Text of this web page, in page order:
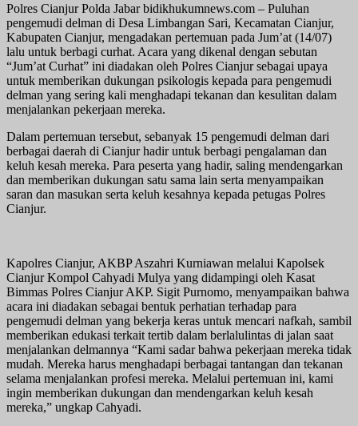
Polres Cianjur Polda Jabar bidikhukumnews.com – Puluhan
pengemudi delman di Desa Limbangan Sari, Kecamatan Cianjur,
Kabupaten Cianjur, mengadakan pertemuan pada Jum’at (14/07)
lalu untuk berbagi curhat. Acara yang dikenal dengan sebutan
“Jum’at Curhat” ini diadakan oleh Polres Cianjur sebagai upaya
untuk memberikan dukungan psikologis kepada para pengemudi
delman yang sering kali menghadapi tekanan dan kesulitan dalam
menjalankan pekerjaan mereka.
Dalam pertemuan tersebut, sebanyak 15 pengemudi delman dari
berbagai daerah di Cianjur hadir untuk berbagi pengalaman dan
keluh kesah mereka. Para peserta yang hadir, saling mendengarkan
dan memberikan dukungan satu sama lain serta menyampaikan
saran dan masukan serta keluh kesahnya kepada petugas Polres
Cianjur.
Kapolres Cianjur, AKBP Aszahri Kurniawan melalui Kapolsek
Cianjur Kompol Cahyadi Mulya yang didampingi oleh Kasat
Bimmas Polres Cianjur AKP. Sigit Purnomo, menyampaikan bahwa
acara ini diadakan sebagai bentuk perhatian terhadap para
pengemudi delman yang bekerja keras untuk mencari nafkah, sambil
memberikan edukasi terkait tertib dalam berlalulintas di jalan saat
menjalankan delmannya “Kami sadar bahwa pekerjaan mereka tidak
mudah. Mereka harus menghadapi berbagai tantangan dan tekanan
selama menjalankan profesi mereka. Melalui pertemuan ini, kami
ingin memberikan dukungan dan mendengarkan keluh kesah
mereka,” ungkap Cahyadi.